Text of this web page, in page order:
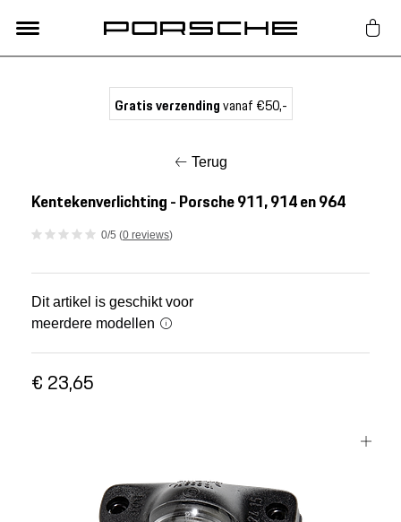
Nieuw
Acties
Porsche finder
Meer Porsche
Gratis verzendingvanaf €50,-
Terug
Kentekenverlichting - Porsche 911, 914 en 964
0/5 (0 reviews)
Dit artikel is geschikt voor
meerdere modellen
€ 23,65